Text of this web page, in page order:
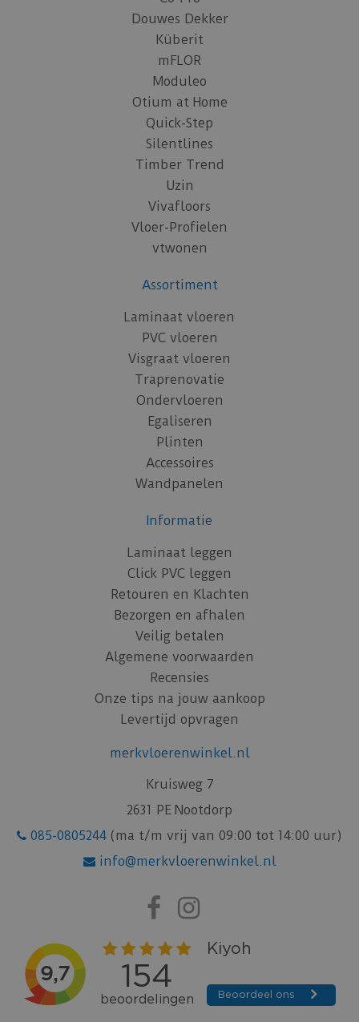
Douwes Dekker
Küberit
mFLOR
Moduleo
Otium at Home
Quick-Step
Silentlines
Timber Trend
Uzin
Vivafloors
Vloer-Profielen
vtwonen
Assortiment
Laminaat vloeren
PVC vloeren
Visgraat vloeren
Traprenovatie
Ondervloeren
Egaliseren
Plinten
Accessoires
Wandpanelen
Informatie
Laminaat leggen
Click PVC leggen
Retouren en Klachten
Bezorgen en afhalen
Veilig betalen
Algemene voorwaarden
Recensies
Onze tips na jouw aankoop
Levertijd opvragen
merkvloerenwinkel.nl
Kruisweg 7
2631 PE Nootdorp
085-0805244 (ma t/m vrij van 09:00 tot 14:00 uur)
info@merkvloerenwinkel.nl